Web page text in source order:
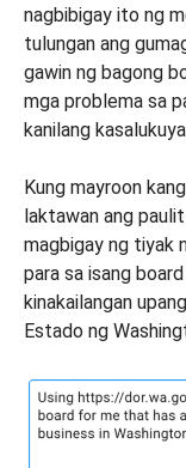
nagbibigay ito ng
tulungan ang
gawin ng bagong
mga problema sa
kanilang
Kung mayroon
laktawan ang
magbigay ng tiyak
para sa isang
kinakailangan
Estado ng